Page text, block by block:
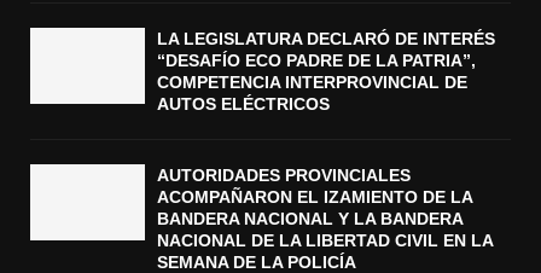
LA LEGISLATURA DECLARÓ DE INTERÉS
“DESAFÍO ECO PADRE DE LA PATRIA”,
COMPETENCIA INTERPROVINCIAL DE
AUTOS ELÉCTRICOS
AUTORIDADES PROVINCIALES
ACOMPAÑARON EL IZAMIENTO DE LA
BANDERA NACIONAL Y LA BANDERA
NACIONAL DE LA LIBERTAD CIVIL EN LA
SEMANA DE LA POLICÍA